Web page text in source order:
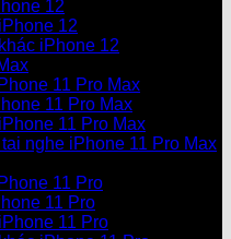
12
12
iPhone 12
11 Pro Max
11 Pro Max
11 Pro Max
nghe iPhone 11 Pro Max
11 Pro
11 Pro
11 Pro